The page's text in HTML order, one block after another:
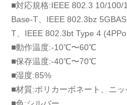
■対応規格:IEEE 802.3 10/
Base-T、IEEE 802.3bz
T、IEEE 802.3bt Type 4
■動作温度:-10℃〜60℃
■保存温度:-40℃〜70℃
■湿度:85%
■材質:ポリカーボネート、ニ